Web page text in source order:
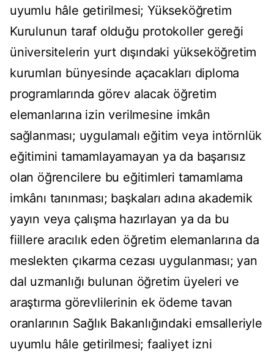
uyumlu hâle getirilmesi; Yükseköğretim
Kurulunun taraf olduğu protokoller gereği
üniversitelerin yurt dışındaki yükseköğretim
kurumları bünyesinde açacakları diploma
programlarında görev alacak öğretim
elemanlarına izin verilmesine imkân
sağlanması; uygulamalı eğitim veya intörnlük
eğitimini tamamlayamayan ya da başarısız
olan öğrencilere bu eğitimleri tamamlama
imkânı tanınması; başkaları adına akademik
yayın veya çalışma hazırlayan ya da bu
fiillere aracılık eden öğretim elemanlarına da
meslekten çıkarma cezası uygulanması; yan
dal uzmanlığı bulunan öğretim üyeleri ve
araştırma görevlilerinin ek ödeme tavan
oranlarının Sağlık Bakanlığındaki emsalleriyle
uyumlu hâle getirilmesi; faaliyet izni